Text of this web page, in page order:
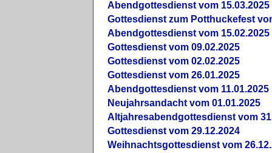
Abendgottesdienst vom 15.03.2025
Gottesdienst zum Potthuckefest
Abendgottesdienst vom 15.02.2025
Gottesdienst vom 09.02.2025
Gottesdienst vom 02.02.2025
Gottesdienst vom 26.01.2025
Abendgottesdienst vom 11.01.2025
Neujahrsandacht vom 01.01.2025
Altjahresabendgottesdienst vom
Gottesdienst vom 29.12.2024
Weihnachtsgottesdienst vom